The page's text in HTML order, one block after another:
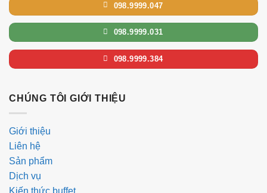
098.9999.047
098.9999.031
098.9999.384
CHÚNG TÔI GIỚI THIỆU
Giới thiệu
Liên hệ
Sản phẩm
Dịch vụ
Kiến thức buffet